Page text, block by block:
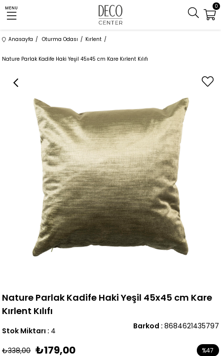
MENU 0
Anasayfa Oturma Odası Kırlent
Nature Parlak Kadife Haki Yeşil 45x45 cm Kare Kırlent Kılıfı
Nature Parlak Kadife Haki Yeşil 45x45 cm Kare
Kırlent Kılıfı
Barkod : 8684621435797
Stok Miktarı : 4
₺338,00 ₺179,00 %47